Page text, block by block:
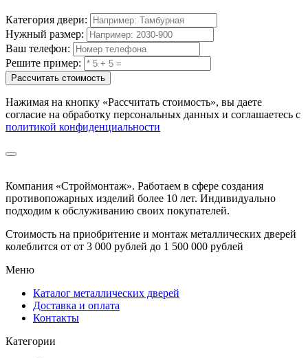
Категория двери:
Нужный размер:
Ваш телефон:
Решите пример:
Рассчитать стоимость
Нажимая на кнопку «Рассчитать стоимость», вы даете
согласие на обработку персональных данных и соглашаетесь с
политикой конфиденциальности
Компания «Строймонтаж». Работаем в сфере создания
противопожарных изделий более 10 лет. Индивидуально
подходим к обслуживанию своих покупателей.
Стоимость на приобритение и монтаж металлических дверей
колеблится от от 3 000 рублей до 1 500 000 рублей
Меню
Каталог металлических дверей
Доставка и оплата
Контакты
Категории